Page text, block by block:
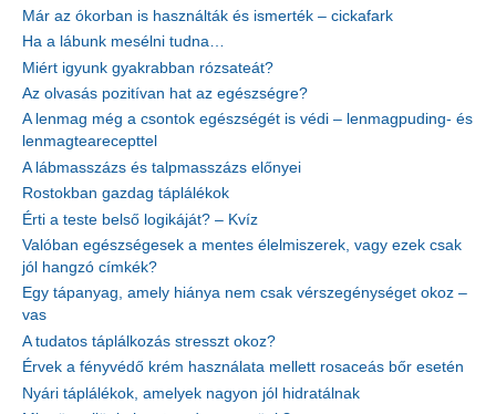
Már az ókorban is használták és ismerték – cickafark
Ha a lábunk mesélni tudna…
Miért igyunk gyakrabban rózsateát?
Az olvasás pozitívan hat az egészségre?
A lenmag még a csontok egészségét is védi – lenmagpuding- és
lenmagtearecepttel
A lábmasszázs és talpmasszázs előnyei
Rostokban gazdag táplálékok
Érti a teste belső logikáját? – Kvíz
Valóban egészségesek a mentes élelmiszerek, vagy ezek csak
jól hangzó címkék?
Egy tápanyag, amely hiánya nem csak vérszegénységet okoz –
vas
A tudatos táplálkozás stresszt okoz?
Érvek a fényvédő krém használata mellett rosaceás bőr esetén
Nyári táplálékok, amelyek nagyon jól hidratálnak